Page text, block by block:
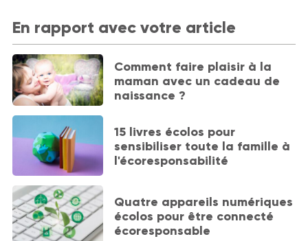
En rapport avec votre article
Comment faire plaisir à la
maman avec un cadeau de
naissance ?
15 livres écolos pour
sensibiliser toute la famille à
l'écoresponsabilité
Quatre appareils numériques
écolos pour être connecté
écoresponsable